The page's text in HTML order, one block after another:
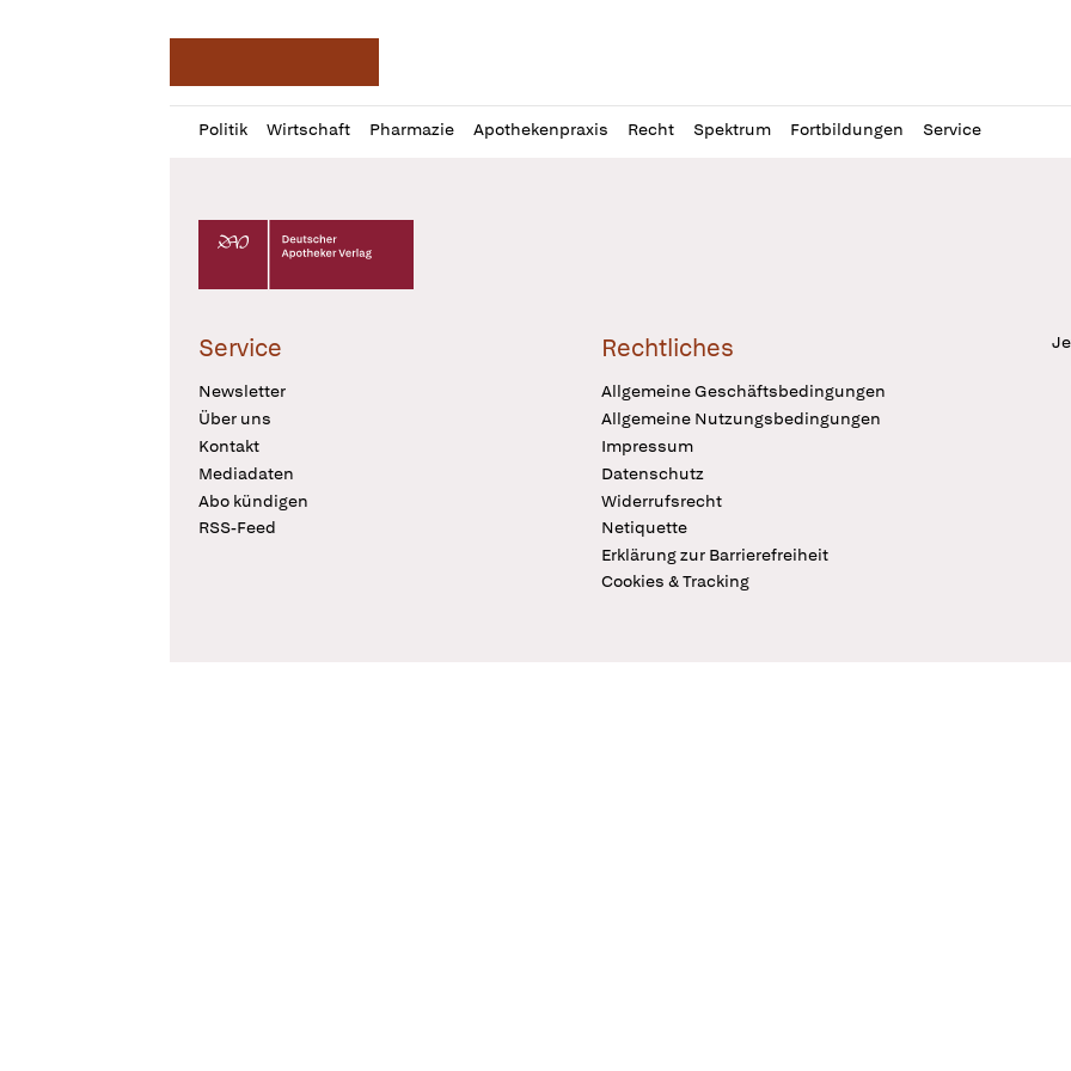
Politik Wirtschaft Pharmazie Apothekenpraxis Recht Spektrum Fortbildungen Service
Profil
öffnen
Daz
Pur
Deutscher Apotheker Verlag Logo
Service
Newsletter
Über uns
Kontakt
Mediadaten
Abo kündigen
RSS-Feed
Rechtliches
Allgemeine Geschäftsbedingungen
Allgemeine Nutzungsbedingungen
Impressum
Datenschutz
Widerrufsrecht
Netiquette
Erklärung zur Barrierefreiheit
Cookies & Tracking